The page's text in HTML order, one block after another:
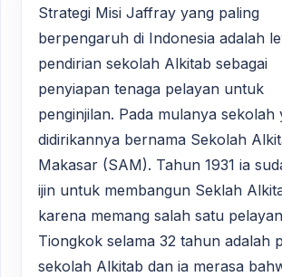
Strategi Misi Jaffray yang paling
berpengaruh di Indonesia adalah
pendirian sekolah Alkitab sebagai
penyiapan tenaga pelayan untuk
penginjilan. Pada mulanya sekolah
didirikannya bernama Sekolah
Makasar (SAM). Tahun 1931 ia
ijin untuk membangun Seklah
karena memang salah satu
Tiongkok selama 32 tahun adalah
sekolah Alkitab dan ia merasa